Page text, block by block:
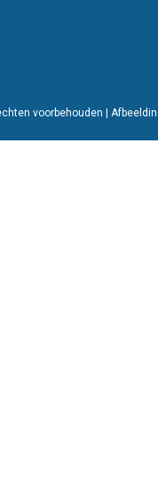
voorbehouden |